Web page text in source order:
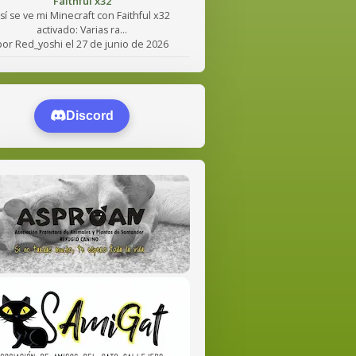
se ve mi Minecraft con Faithful x32
activado: Varias ra...
Red_yoshi el 27 de junio de 2026
Discord